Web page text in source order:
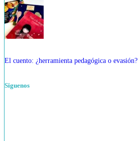
El cuento: ¿herramienta pedagógica o evasión?
Siguenos